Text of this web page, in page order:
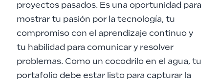
proyectos pasados. Es una oportunidad para
mostrar tu pasión por la tecnología, tu
compromiso con el aprendizaje continuo y
tu habilidad para comunicar y resolver
problemas. Como un cocodrilo en el agua, tu
portafolio debe estar listo para capturar la